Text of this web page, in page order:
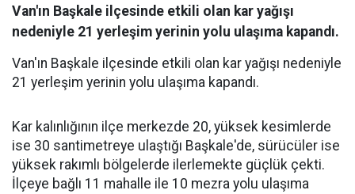
Van'ın Başkale ilçesinde etkili olan kar yağışı
nedeniyle 21 yerleşim yerinin yolu ulaşıma kapandı.
Van'ın Başkale ilçesinde etkili olan kar yağışı nedeniyle
21 yerleşim yerinin yolu ulaşıma kapandı.
Kar kalınlığının ilçe merkezde 20, yüksek kesimlerde
ise 30 santimetreye ulaştığı Başkale'de, sürücüler ise
yüksek rakımlı bölgelerde ilerlemekte güçlük çekti.
İlçeye bağlı 11 mahalle ile 10 mezra yolu ulaşıma